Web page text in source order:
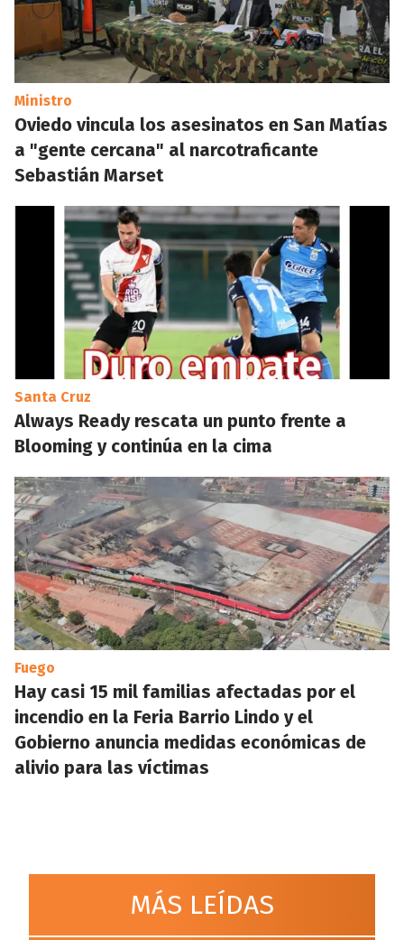
Ministro
Oviedo vincula los asesinatos en San Matías
a "gente cercana" al narcotraficante
Sebastián Marset
Santa Cruz
Always Ready rescata un punto frente a
Blooming y continúa en la cima
Fuego
Hay casi 15 mil familias afectadas por el
incendio en la Feria Barrio Lindo y el
Gobierno anuncia medidas económicas de
alivio para las víctimas
MÁS LEÍDAS